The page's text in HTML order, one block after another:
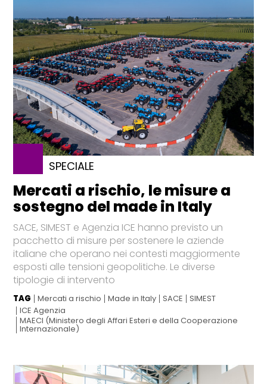
SPECIALE
Mercati a rischio, le misure a
sostegno del made in Italy
SACE, SIMEST e Agenzia ICE hanno previsto un
pacchetto di misure per sostenere le aziende
italiane che operano nei contesti maggiormente
esposti alle tensioni geopolitiche. Le diverse
tipologie di intervento
TAG Mercati a rischio Made in Italy SACE
SIMEST
ICE Agenzia
MAECI (Ministero degli Affari Esteri e della Cooperazione
Internazionale)